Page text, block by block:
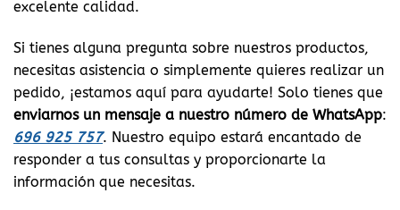
excelente calidad.
Si tienes alguna pregunta sobre nuestros productos,
necesitas asistencia o simplemente quieres realizar un
pedido, ¡estamos aquí para ayudarte! Solo tienes que
enviarnos un mensaje a nuestro número de WhatsApp:
696 925 757. Nuestro equipo estará encantado de
responder a tus consultas y proporcionarte la
información que necesitas.